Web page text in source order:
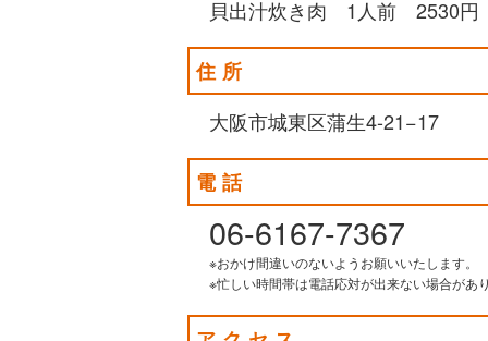
貝出汁炊き肉 1人前 2530円
住所
大阪市城東区蒲生4-21−17
電話
06-6167-7367
※おかけ間違いのないようお願いいたします。
※忙しい時間帯は電話応対が出来ない場合があり